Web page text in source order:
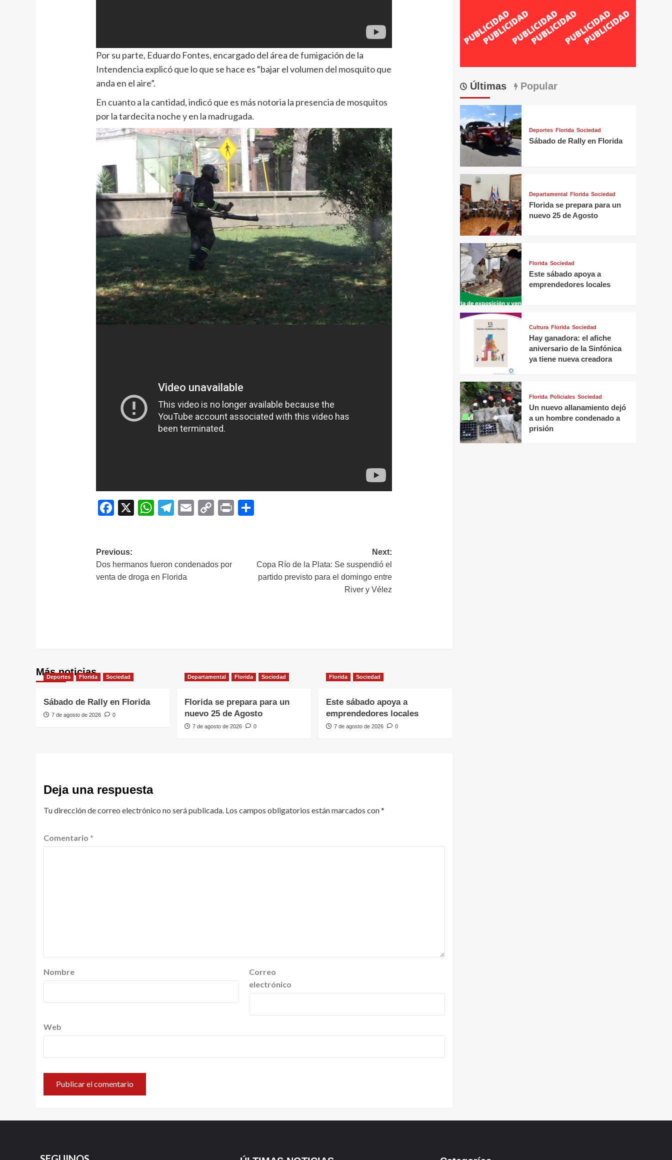
Por su parte, Eduardo Fontes, encargado del área de fumigación de la
Intendencia explicó que lo que se hace es “bajar el volumen del mosquito que
anda en el aire”.
En cuanto a la cantidad, indicó que es más notoria la presencia de mosquitos
por la tardecita noche y en la madrugada.
Facebook
X WhatsApp
Telegram
EmailCopyPrint
Navegación
de
entradas
Previous:
Dos hermanos fueron condenados por
venta de droga en Florida
Next:
Copa Río de la Plata: Se suspendió el
partido previsto para el domingo entre
River y Vélez
Más noticias
Deportes Florida Sociedad
Sábado de Rally en Florida
7 de agosto de 2026 0
Departamental Florida Sociedad
Florida se prepara para un
nuevo 25 de Agosto
7 de agosto de 2026 0
Florida Sociedad
Este sábado apoya a
emprendedores locales
7 de agosto de 2026 0
Deja una respuesta
Tu dirección de correo electrónico no será publicada. Los campos obligatorios están marcados con*
Comentario *
Nombre
Correo
electrónico
Web
Últimas Popular
Deportes Florida Sociedad
Sábado de Rally en Florida
Departamental Florida Sociedad
Florida se prepara para un
nuevo 25 de Agosto
Florida Sociedad
Este sábado apoya a
emprendedores locales
Cultura Florida Sociedad
Hay ganadora: el afiche
aniversario de la Sinfónica
ya tiene nueva creadora
Florida Policiales Sociedad
Un nuevo allanamiento dejó
a un hombre condenado a
prisión